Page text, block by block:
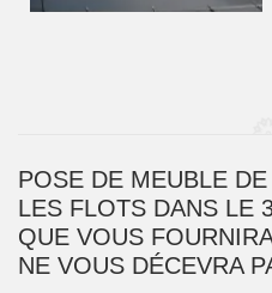
POSE DE MEUBLE
LES FLOTS DANS LE
QUE VOUS
NE VOUS DÉCEVRA